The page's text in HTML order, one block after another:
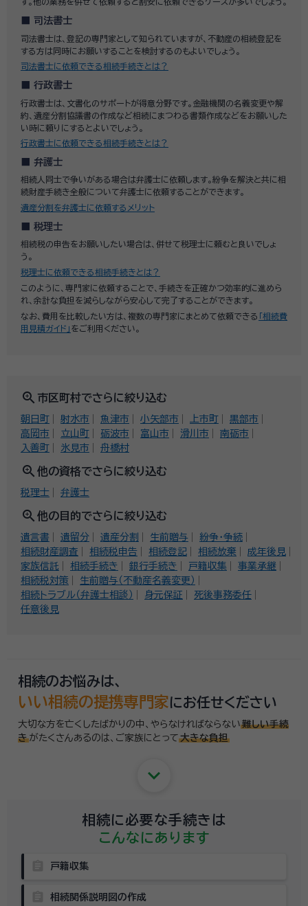
す。他の業務を併せて依頼すると割安に依頼できるケースが多いでしょう。
司法書士
司法書士は、登記の専門家として知られていますが、不動産の相続登記を
する方は同時にお願いすることを検討するのもよいでしょう。
司法書士に依頼できる相続手続きとは？
行政書士
行政書士は、文書化のサポートが得意分野です。金融機関の名義変更や解
約、遺産分割協議書の作成など相続にまつわる書類作成などをお願いした
い時に頼りにするとよいでしょう。
行政書士に依頼できる相続手続きとは？
弁護士
相続人同士で争いがある場合は弁護士に依頼します。紛争を解決と共に相
続財産手続き全般について弁護士に依頼することができます。
遺産分割を弁護士に依頼するメリット
税理士
相続税の申告をお願いしたい場合は、併せて税理士に頼むと良いでしょ
う。
税理士に依頼できる相続手続きとは？
このように、専門家に依頼することで、手続きを正確かつ効率的に進めら
れ、余計な負担を減らしながら安心して完了することができます。
なお、費用を比較したい方は、複数の専門家にまとめて依頼できる 「相続費
用見積ガイド」 をご利用ください。
zoom_in 市区町村でさらに絞り込む
朝日町 射水市 魚津市 小矢部市 上市町
黒部市
高岡市
立山町 砺波市 富山市 滑川市
南砺市
入善町
氷見市 舟橋村
zoom_in 他の資格でさらに絞り込む
税理士 弁護士
zoom_in 他の目的でさらに絞り込む
遺言書 遺留分 遺産分割 生前贈与
紛争・争続
相続財産調査
相続税申告 相続登記 相続放棄
成年後見
家族信託
相続手続き 銀行手続き 戸籍収集
事業承継
相続税対策
生前贈与（不動産名義変更）
相続トラブル（弁護士相談）
身元保証
死後事務委任
任意後見
相続のお悩みは、
いい相続の提携専門家にお任せください
大切な方を亡くしたばかりの中、やらなければならない 難しい手続
き がたくさんあるのは、 ご家族にとって 大きな負担
keyboard_arrow_down
相続に必要な手続きは
こんなにあります
戸籍収集
相続関係説明図の作成